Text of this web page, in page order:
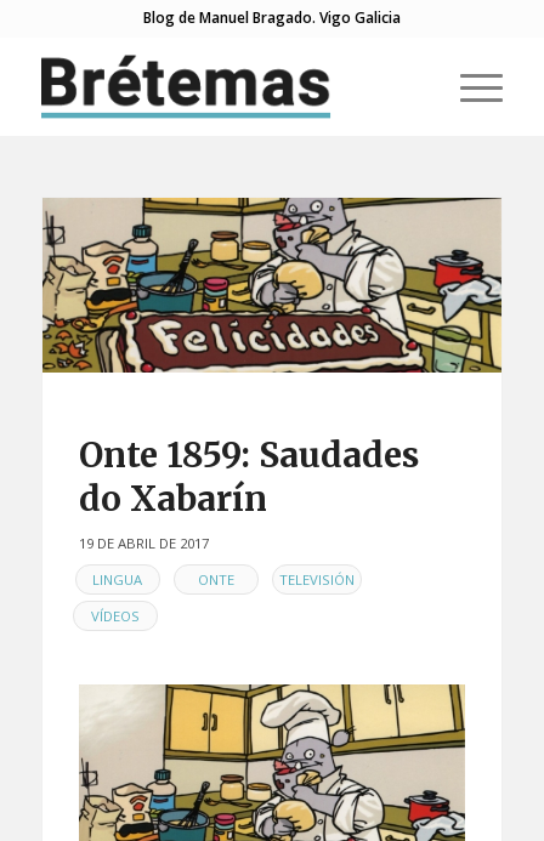
Blog de Manuel Bragado. Vigo Galicia
Onte 1859: Saudades
do Xabarín
19 DE ABRIL DE 2017
EN
LINGUA , ONTE , TELEVISIÓN ,
VÍDEOS